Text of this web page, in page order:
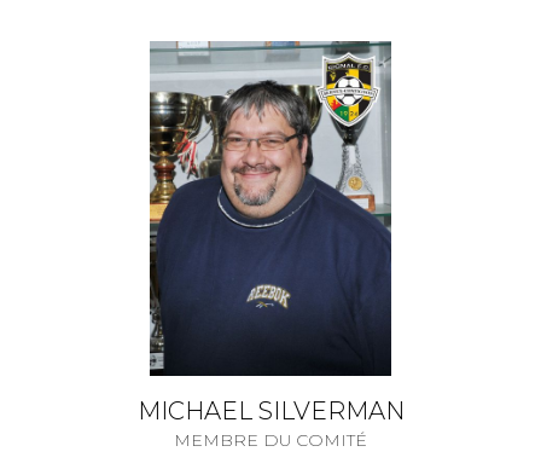
MICHAEL SILVERMAN
MEMBRE DU COMITÉ